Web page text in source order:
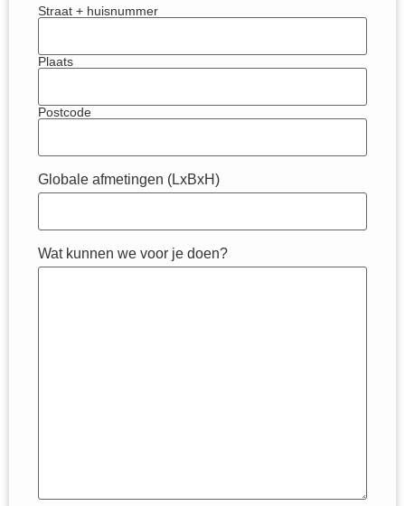
Straat + huisnummer
Plaats
Postcode
Globale afmetingen (LxBxH)
Wat kunnen we voor je doen?